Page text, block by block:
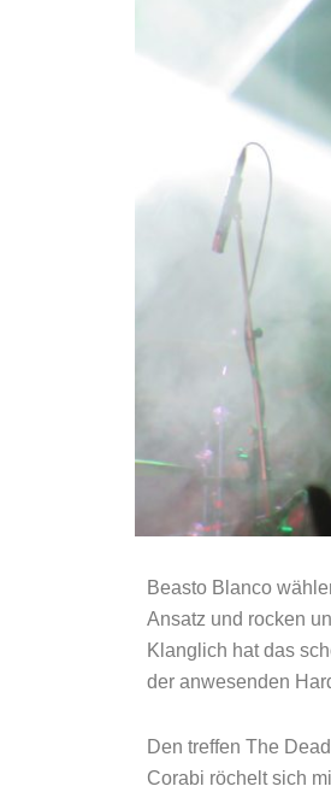
Beasto Blanco
Ansatz und rocken
Klanglich hat das
der anwesenden
Den treffen The
Corabi röchelt sich